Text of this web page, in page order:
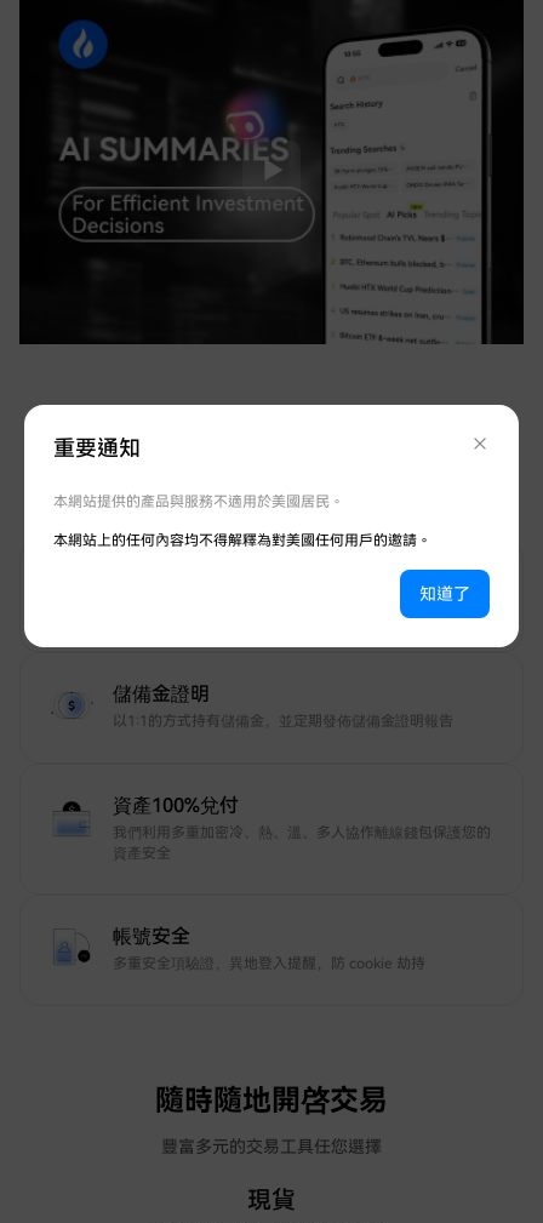
護帳號安全
儲備金證明
以1:1的方式持有儲備金，並定期發佈儲備金證明報告
資產100%兌付
我們利用多重加密冷、熱、溫、多人協作離線錢包保護您的
資產安全
帳號安全
多重安全項驗證，異地登入提醒，防 cookie 劫持
隨時隨地開啓交易
豐富多元的交易工具任您選擇
現貨
重要通知
本網站提供的產品與服務不適用於美國居民。
本網站上的任何內容均不得解釋為對美國任何用戶的邀請。
知道了